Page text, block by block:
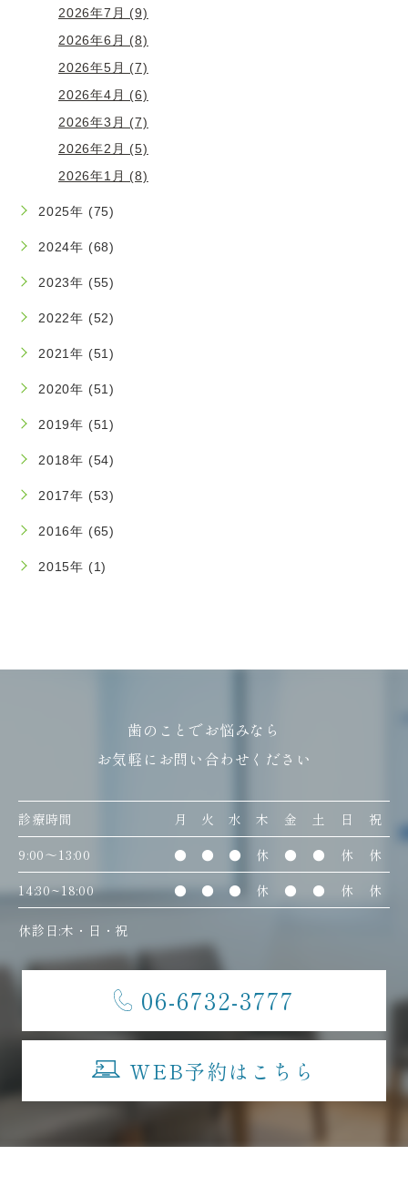
2026年7月 (9)
2026年6月 (8)
2026年5月 (7)
2026年4月 (6)
2026年3月 (7)
2026年2月 (5)
2026年1月 (8)
2025年 (75)
2024年 (68)
2023年 (55)
2022年 (52)
2021年 (51)
2020年 (51)
2019年 (51)
2018年 (54)
2017年 (53)
2016年 (65)
2015年 (1)
歯のことでお悩みなら
お気軽にお問い合わせください
診療時間 月 火 水 木 金 土 日
祝
9:00〜13:00
● ● ● 休 ● ● 休
休
14:30~18:00
● ● ● 休 ● ● 休 休
休診日:木・日・祝
06-6732-3777
WEB予約はこちら